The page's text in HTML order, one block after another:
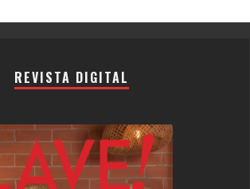
REVISTA DIGITAL